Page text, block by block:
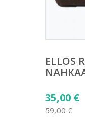
ELLOS
59,00€
hinta
35,00 €